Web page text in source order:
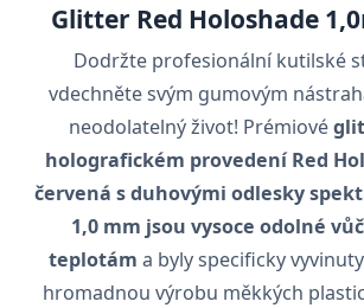
Glitter Red Holoshade
Dodržte profesionální kutilské
vdechněte svým gumovým
neodolatelný život! Prémiové
holografickém provedení Red
červená s duhovými odlesky
1,0 mm jsou vysoce odolné
teplotám a byly specificky
hromadnou výrobu měkkých